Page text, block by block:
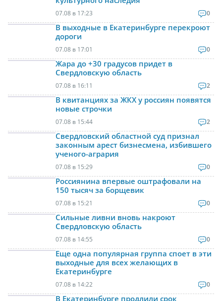
07.08 в 17:23 0
В выходные в Екатеринбурге перекроют
дороги
07.08 в 17:01 0
Жара до +30 градусов придет в
Свердловскую область
07.08 в 16:11 2
В квитанциях за ЖКХ у россиян появятся
новые строчки
07.08 в 15:44 2
Свердловский областной суд признал
законным арест бизнесмена, избившего
ученого-агрария
07.08 в 15:29 0
Россиянина впервые оштрафовали на
150 тысяч за борщевик
07.08 в 15:21 0
Сильные ливни вновь накроют
Свердловскую область
07.08 в 14:55 0
Еще одна популярная группа споет в эти
выходные для всех желающих в
Екатеринбурге
07.08 в 14:22 0
В Екатеринбурге продлили срок